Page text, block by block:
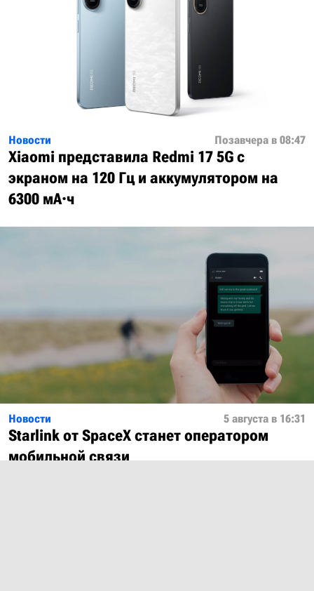
Новости Позавчера в 08:47
Xiaomi представила Redmi 17 5G с
экраном на 120 Гц и аккумулятором на
6300 мА·ч
Новости 5 августа в 16:31
Starlink от SpaceX станет оператором
мобильной связи